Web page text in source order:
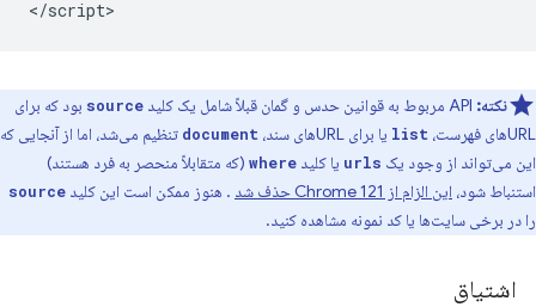
نکته: API مربوط به قوانین حدس و گمان قبلاً شامل یک کلید source بود که برای
URLهای فهرست،
list یا برای URLهای سند، document تنظیم می‌شد، اما از آنجایی که
این می‌تواند از وجود یک urls یا کلید where (که متقابلاً منحصر به فرد هستند)
استنباط شود، این الزام از Chrome 121 حذف شد . هنوز ممکن است این کلید source
را در برخی سایت‌ها یا کد نمونه مشاهده کنید.
اشتیاق